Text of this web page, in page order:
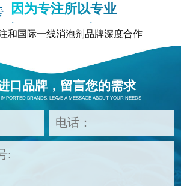
因为专注所以专业
和国际一线消泡剂品牌深度合作
口品牌，留言您的需求
BRANDS, LEAVE A MESSAGE ABOUT YOUR NEEDS